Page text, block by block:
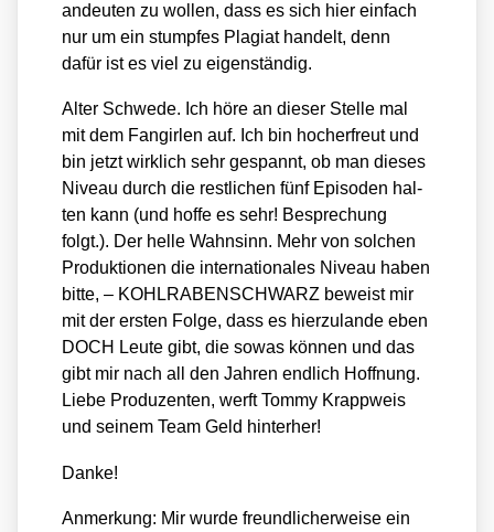
andeu­ten zu wol­len, dass es sich hier ein­fach
nur um ein stump­fes Pla­gi­at han­delt, denn
dafür ist es viel zu eigen­stän­dig.
Alter Schwe­de. Ich höre an die­ser Stel­le mal
mit dem Fan­gir­len auf. Ich bin hoch­er­freut und
bin jetzt wirk­lich sehr gespannt, ob man die­ses
Niveau durch die rest­li­chen fünf Epi­so­den hal­
ten kann (und hof­fe es sehr! Bespre­chung
folgt.). Der hel­le Wahn­sinn. Mehr von sol­chen
Pro­duk­tio­nen die inter­na­tio­na­les Niveau haben
bit­te, – KOHLRABENSCHWARZ beweist mir
mit der ers­ten Fol­ge, dass es hier­zu­lan­de eben
DOCH Leu­te gibt, die sowas kön­nen und das
gibt mir nach all den Jah­ren end­lich Hoff­nung.
Lie­be Pro­du­zen­ten, werft Tom­my Krapp­weis
und sei­nem Team Geld hin­ter­her!
Dan­ke!
Anmer­kung: Mir wur­de freund­li­cher­wei­se ein